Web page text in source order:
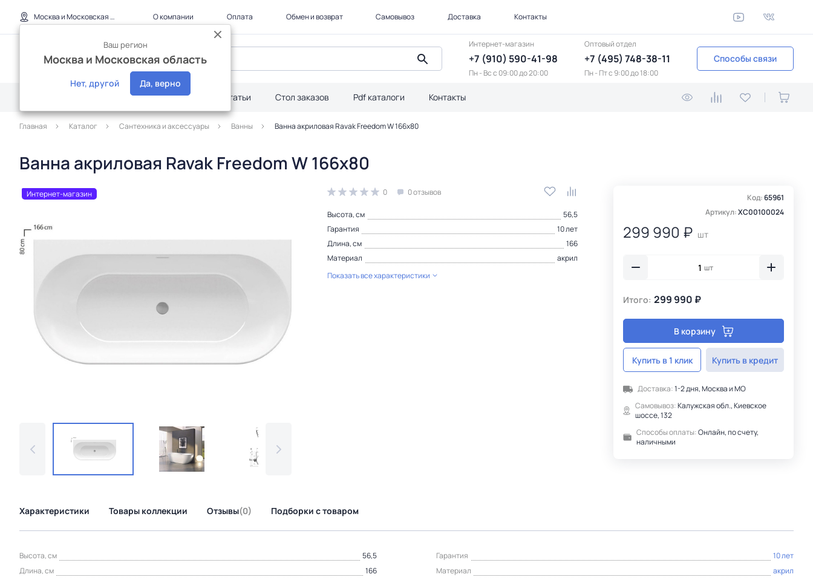
Москва и Московская область
Ваш регион
Москва и Московская область
Нет, другой Да, верно
О компании Оплата Обмен и возврат Самовывоз Доставка Контакты
Интернет-магазин
+7 (910) 590-41-98
Пн - Вс с 09:00 до 20:00
Оптовый отдел
+7 (495) 748-38-11
Пн - Пт c 9:00 до 18:00
Способы связи
Дилерам Акции Статьи Стол заказов Pdf каталоги Контакты
Главная Каталог Сантехника и аксессуары Ванны Ванна акриловая Ravak Freedom W 166x80
Ванна акриловая Ravak Freedom W 166x80
Интернет-магазин 0 0 отзывов
Высота, см
56,5
Гарантия
10 лет
Длина, см
166
Материал
акрил
Показать все характеристики
Код:65961
Артикул:XC00100024
299 990 ₽ шт
шт
Итого: 299 990 ₽
В корзину
Купить в 1 клик Купить в кредит
Доставка:1-2 дня, Москва и МО
Самовывоз:Калужская обл., Киевское
шоссе, 132
Способы оплаты:Онлайн, по счету,
наличными
Характеристики Товары коллекции Отзывы(0) Подборки с товаром
Высота, см 56,5 Гарантия
10 лет
Длина, см
166 Материал
акрил